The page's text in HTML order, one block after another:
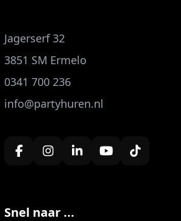
Jagerserf 32
3851 SM Ermelo
0341 700 236
info@partyhuren.nl
Snel naar ...